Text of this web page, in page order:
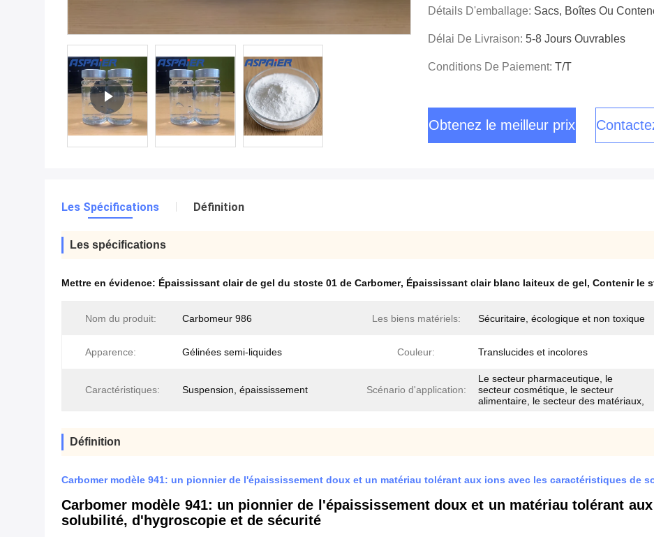
Détails D'emballage: Sacs, Boîtes Ou
Délai De Livraison: 5-8 Jours Ouvrables
Conditions De Paiement: T/T
Obtenez le meilleur prix
Les Spécifications Définition
Les spécifications
Mettre en évidence: Épaississant clair de gel du stoste 01 de Carbomer, Épaississant clair blanc laiteux de gel, Contenir le
Nom du produit: Carbomeur 986 Les biens matériels: Sécuritaire, écologique et non toxique
Apparence: Gélinées semi-liquides Couleur: Translucides et incolores
Caractéristiques: Suspension, épaississement Scénario d'application:
Le secteur pharmaceutique, le
secteur cosmétique, le secteur
alimentaire, le secteur des matériaux,
Définition
Carbomer modèle 941: un pionnier de l'épaississement doux et un matériau tolérant aux ions avec les caractéristiques de
Carbomer modèle 941: un pionnier de l'épaississement doux et un matériau tolérant
solubilité, d'hygroscopie et de sécurité